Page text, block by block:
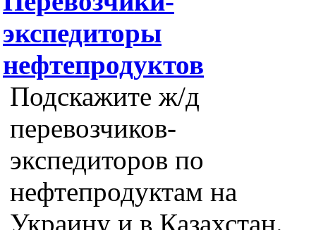
экспедиторы
нефтепродуктов
Подскажите ж/д
перевозчиков-
экспедиторов по
нефтепродуктам на
Украину и в Казахстан.